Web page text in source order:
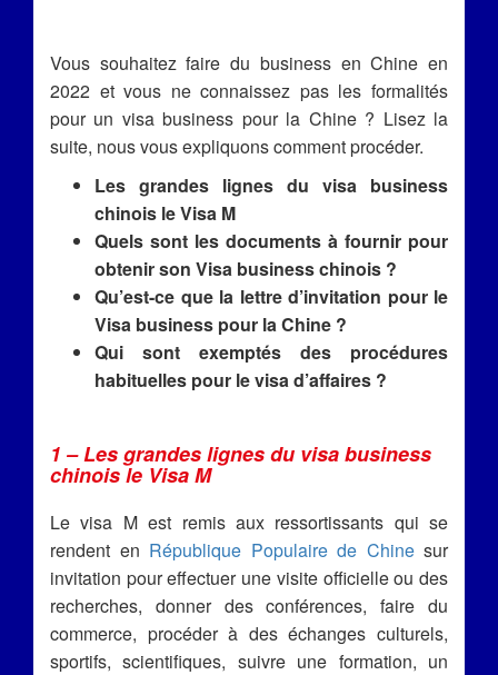
Vous souhaitez faire du business en Chine en
2022 et vous ne connaissez pas les formalités
pour un visa business pour la Chine ? Lisez la
suite, nous vous expliquons comment procéder.
Les grandes lignes du visa business
chinois le Visa M
Quels sont les documents à fournir pour
obtenir son Visa business chinois ?
Qu’est-ce que la lettre d’invitation pour le
Visa business pour la Chine ?
Qui sont exemptés des procédures
habituelles pour le visa d’affaires ?
1 – Les grandes lignes du visa business
chinois le Visa M
Le visa M est remis aux ressortissants qui se
rendent en République Populaire de Chinesur
invitation pour effectuer une visite officielle ou des
recherches, donner des conférences, faire du
commerce, procéder à des échanges culturels,
sportifs, scientifiques, suivre une formation, un